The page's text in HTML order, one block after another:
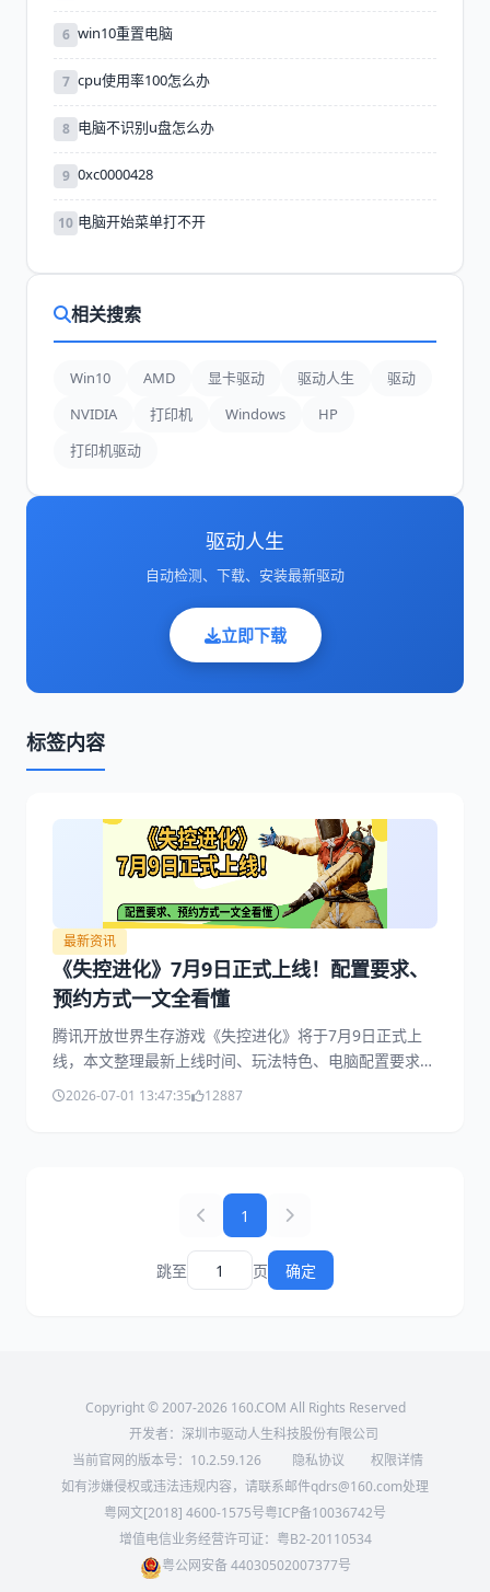
标签内容
最新资讯
《失控进化》7月9日正式上线！配置要求、
预约方式一文全看懂
腾讯开放世界生存游戏《失控进化》将于7月9日正式上
线，本文整理最新上线时间、玩法特色、电脑配置要求、
预约下载方式及常见问题，帮助玩家流畅体验《失控进
2026-07-01 13:47:35 12887
1
跳至 页 确定
6 win10重置电脑
7 cpu使用率100怎么办
8 电脑不识别u盘怎么办
9 0xc0000428
10 电脑开始菜单打不开
相关搜索
Win10 AMD 显卡驱动 驱动人生
驱动
NVIDIA
打印机 Windows
HP
打印机驱动
驱动人生
自动检测、下载、安装最新驱动
立即下载
Copyright © 2007-2026 160.COM All Rights Reserved
开发者：深圳市驱动人生科技股份有限公司
当前官网的版本号： 10.2.59.126 隐私协议
权限详情
如有涉嫌侵权或违法违规内容，请联系邮件qdrs@160.com处理
粤网文[2018] 4600-1575号粤ICP备10036742号
增值电信业务经营许可证：粤B2-20110534
粤公网安备 44030502007377号